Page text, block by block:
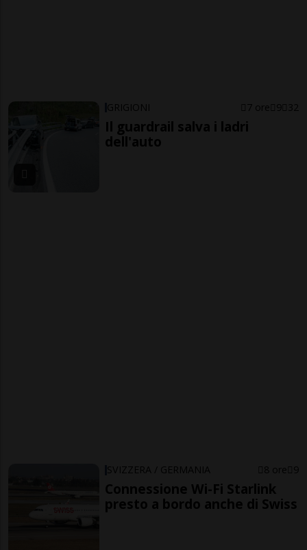
GRIGIONI 7 ore 9 32
Il guardrail salva i ladri
dell'auto
SVIZZERA / GERMANIA 8 ore 9
Connessione Wi-Fi Starlink
presto a bordo anche di Swiss